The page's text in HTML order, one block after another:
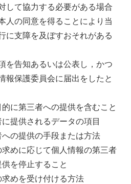
して協力する必要がある場合
人の同意を得ることにより当
に支障を及ぼすおそれがある
を告知あるいは公表し，かつ
報保護委員会に届出をしたと
に第三者への提供を含むこと
提供されるデータの項目
への提供の手段または方法
求めに応じて個人情報の第三者
を停止すること
求めを受け付ける方法